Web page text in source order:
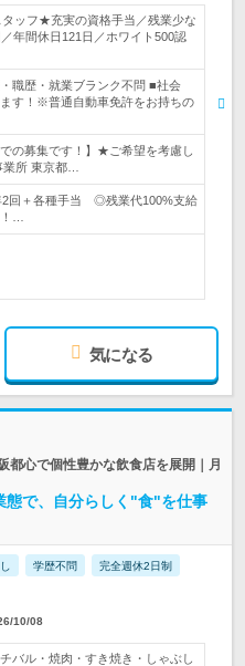
タッフ★充実の資格手当／残業少な
年間休日121日／ホワイト500認
職歴・就業ブランク不問 ■社会
す！※普通自動車免許をお持ちの
の募集です！】★ご希望を考慮し
所 東京都…
2回＋各種手当 ◎残業代100%支給
…
気になる
都心で個性豊かな飲食店を展開｜月
態で、自分らしく"食"を仕事
学歴不問 完全週休2日制
10/08
バル・焼肉・すき焼き・しゃぶし